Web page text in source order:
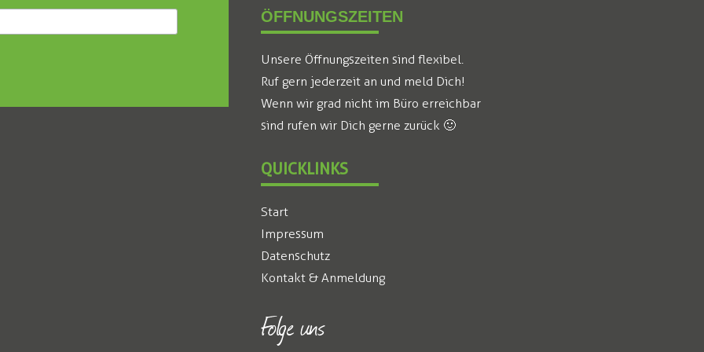
ÖFFNUNGSZEITEN
Unsere Öffnungszeiten sind flexibel.
Ruf gern jederzeit an und meld Dich!
Wenn wir grad nicht im Büro erreichbar
sind rufen wir Dich gerne zurück 🙂
QUICKLINKS
Start
Impressum
Datenschutz
Kontakt & Anmeldung
Folge uns